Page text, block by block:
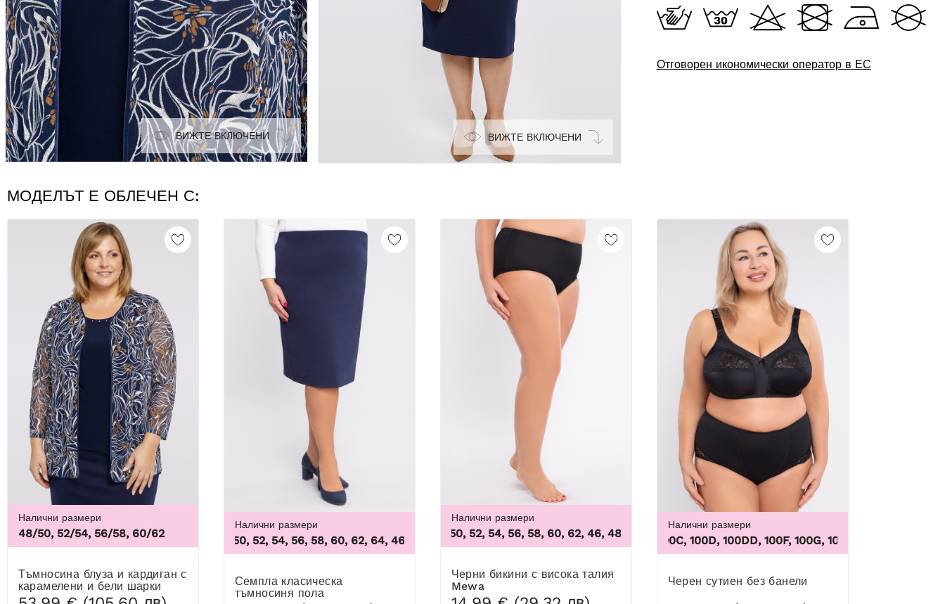
ВИЖТЕ ВКЛЮЧЕНИ ВИЖТЕ ВКЛЮЧЕНИ
Отговорен икономически оператор в ЕС
МОДЕЛЪТ Е ОБЛЕЧЕН С:
Налични размери
48/50, 52/54, 56/58, 60/62
Тъмносина блуза и кардиган с
карамелени и бели шарки
Налични размери
46, 48, 50, 52, 54, 56, 58, 60, 62, 64,46, 48, 50, 52, 54, 56, 58, 60, 62, 64
Семпла класическа
тъмносиня пола
Налични размери
46, 48, 50, 52, 54, 56, 58, 60, 62,46, 48, 50, 52, 54, 56, 58, 60, 62
Черни бикини с висока талия
Mewa
Налични размери
100B, 100C, 100D, 100DD, 100F, 100G, 100H, 100I, 100J, 100K,
Черен сутиен без банели